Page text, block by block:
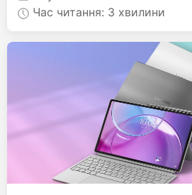
Час читання: 3 хвилини